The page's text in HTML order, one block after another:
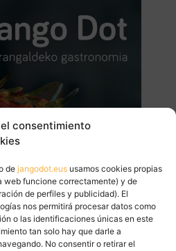
consentimiento
de jangodot.eus usamos cookies propias
web funcione correctamente) y de
de perfiles y publicidad). El
nos permitirá procesar datos como
o las identificaciones únicas en este
tan solo hay que darle a
No consentir o retirar el